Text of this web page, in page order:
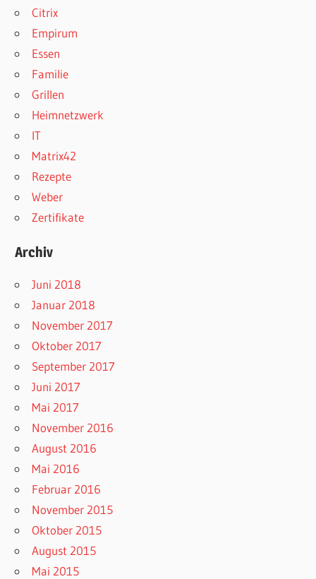
Citrix
Empirum
Essen
Familie
Grillen
Heimnetzwerk
IT
Matrix42
Rezepte
Weber
Zertifikate
Archiv
Juni 2018
Januar 2018
November 2017
Oktober 2017
September 2017
Juni 2017
Mai 2017
November 2016
August 2016
Mai 2016
Februar 2016
November 2015
Oktober 2015
August 2015
Mai 2015